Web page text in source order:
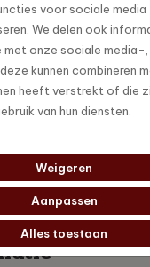
alleen een koffiehuis.
momenten. Dit te
Wij streven naar de
Onze liefde voor koffie
alles wat we doen.
vriendelijke personeel
ideale selectie te
voor sociale media
We delen ook
met onze sociale media-
kunnen combineren
heeft verstrekt of die
van hun diensten.
Weigeren
Aanpassen
Alles toestaan